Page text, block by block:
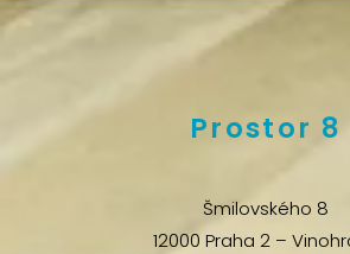
Prostor 8
Šmilovského 8
12000 Praha 2 –